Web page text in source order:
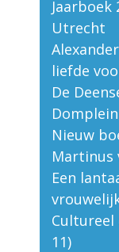
Utrecht
liefde
De
Domplein
Nieuw
Martinus
Een
Cultureel
11)